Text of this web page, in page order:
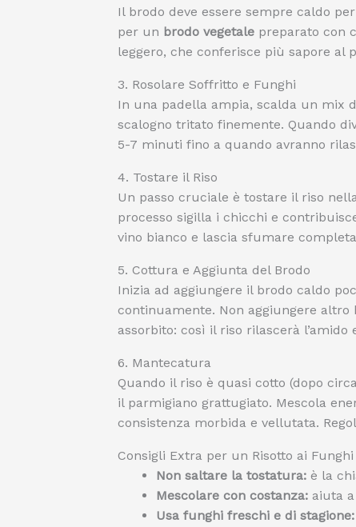
Il brodo deve essere sempre caldo
per un brodo vegetale preparato con
leggero, che conferisce più sapore al
3. Rosolare Soffritto e Funghi
In una padella ampia, scalda un mix
scalogno tritato finemente. Quando
5-7 minuti fino a quando avranno
4. Tostare il Riso
Un passo cruciale è tostare il riso
processo sigilla i chicchi e
vino bianco e lascia sfumare
5. Cottura e Aggiunta del Brodo
Inizia ad aggiungere il brodo caldo
continuamente. Non aggiungere
assorbito: così il riso rilascerà l’amido
6. Mantecatura
Quando il riso è quasi cotto (dopo
il parmigiano grattugiato. Mescola
consistenza morbida e vellutata.
Consigli Extra per un Risotto ai
Non saltare la tostatura: è la
Mescolare con costanza: aiuta
Usa funghi freschi e di stagione: